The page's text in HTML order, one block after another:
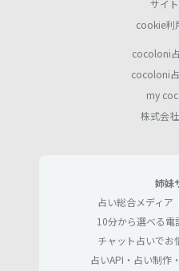
サイ
cookie利
cocoloni
cocoloni
my
株式会
姉妹
占い総合メディア
10分から選べる電
チャット占いでお
占いAPI・占い制作